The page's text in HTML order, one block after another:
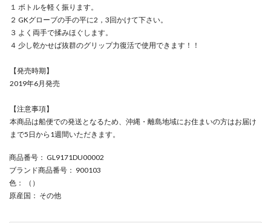
１ ボトルを軽く振ります。
２ GKグローブの手の平に2，3回かけて下さい。
３ よく両手で揉みほぐします。
４ 少し乾かせば抜群のグリップ力復活で使用できます！！
【発売時期】
2019年6月発売
【注意事項】
本商品は船便での発送となるため、沖縄・離島地域にお住まいの方はお届け
まで5日から1週間いただきます。
商品番号 ： GL9171DU00002
ブランド商品番号 ： 900103
色 ： （）
原産国 ： その他